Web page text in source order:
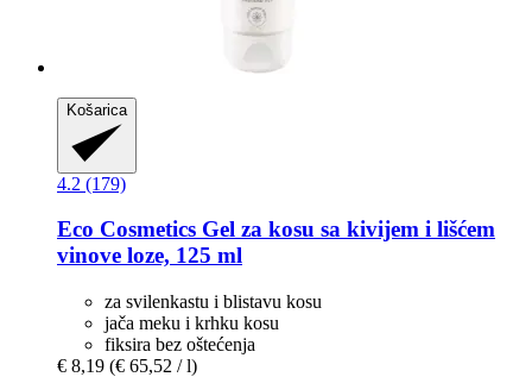
Košarica
4.2 (179)
Eco Cosmetics Gel za kosu sa kivijem i lišćem
vinove loze, 125 ml
za svilenkastu i blistavu kosu
jača meku i krhku kosu
fiksira bez oštećenja
€ 8,19 (€ 65,52 / l)